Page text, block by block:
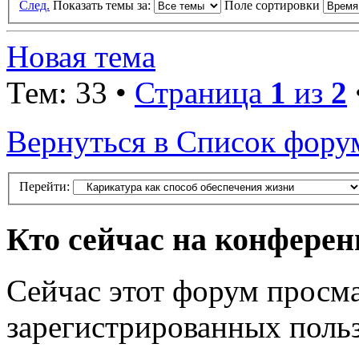
След. Показать темы за: Поле сортировки
Новая тема
Тем: 33 • Страница 1 из 2
Вернуться в Список
Перейти:
Кто сейчас на
Сейчас этот форум
зарегистрированных